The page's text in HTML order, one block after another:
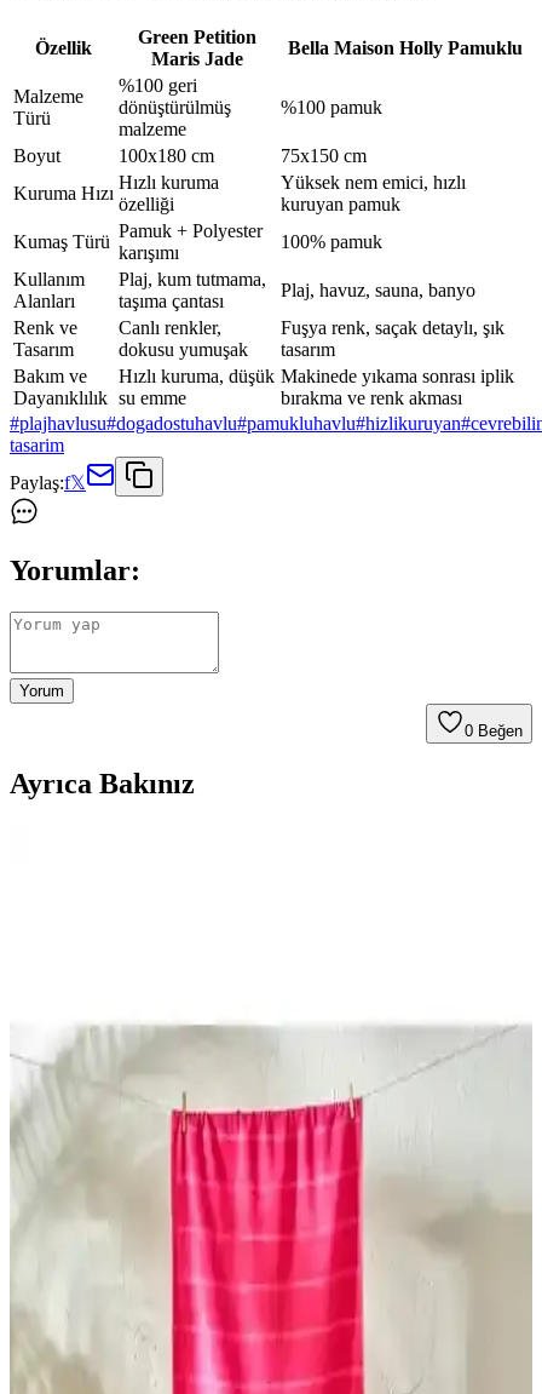
Özellik
Green Petition
Maris Jade
Bella Maison Holly Pamuklu
Malzeme
Türü
%100 geri
dönüştürülmüş
malzeme
%100 pamuk
Boyut 100x180 cm
75x150 cm
Kuruma Hızı
Hızlı kuruma
özelliği
Yüksek nem emici, hızlı
kuruyan pamuk
Kumaş Türü
Pamuk + Polyester
karışımı
100% pamuk
Kullanım
Alanları
Plaj, kum tutmama,
taşıma çantası
Plaj, havuz, sauna, banyo
Renk ve
Tasarım
Canlı renkler,
dokusu yumuşak
Fuşya renk, saçak detaylı, şık
tasarım
Bakım ve
Dayanıklılık
Hızlı kuruma, düşük
su emme
Makinede yıkama sonrası iplik
bırakma ve renk akması
#plajhavlusu#dogadostuhavlu#pamukluhavlu#hizlikuruyan#
tasarim
Paylaş:f𝕏
Yorumlar:
Yorum
0 Beğen
Ayrıca Bakınız
Plaj Havlusu Karşılaştırması: Doğa Dostu ve
Pamuklu Modellerin Özellikleri
İki plaj havlusu modelinin malzeme, boyut, kuruma hızı ve kullanıcı
yorumlarıyla karşılaştırması, seçim yaparken dikkat edilmesi gereken
noktaları özetliyor.
Mikrofiber Plaj Havlusu Karşılaştırması:
Altınyılz<dı>z ve Nabaiji Ürünleri
İki mikrofiber plaj havlusunun malzeme, boyut, emicilik ve kullanım
kolaylığı gibi özellikleri detaylı karşılaştırmasıyla ihtiyaçlarınıza en
uygun seçeneği belirleyin.
Bella Maison Holly ve Madame Coco Tortue Plaj